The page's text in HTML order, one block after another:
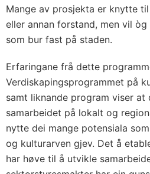
Mange av prosjekta er knytte
eller annan forstand, men vil
som bur fast på staden.
Erfaringane frå dette
Verdiskapingsprogrammet på
samt liknande program viser
samarbeidet på lokalt og
nytte dei mange potensiala
og kulturarven gjev. Det å
har høve til å utvikle